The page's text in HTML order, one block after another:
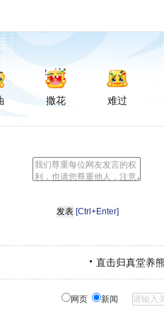
撒花 难过
[Ctrl+Enter]
直击归真堂养
网页 新闻